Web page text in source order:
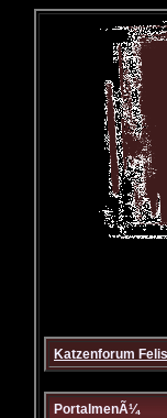
Katzenforum
PortalmenÃ¼